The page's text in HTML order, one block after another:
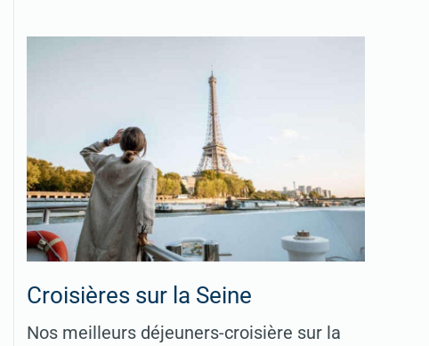
Croisières sur la Seine
Nos meilleurs déjeuners-croisière sur la